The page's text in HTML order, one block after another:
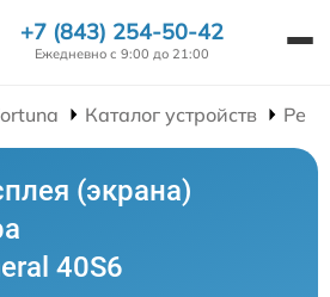
+7 (843) 254-50-42
Ежедневно с 9:00 до 21:00
Каталог устройств
(экрана)
40S6